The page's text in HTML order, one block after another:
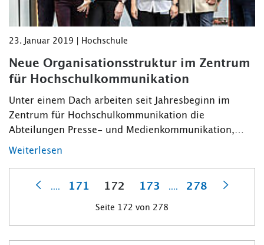
23. Januar 2019 | Hochschule
Neue Organisationsstruktur im Zentrum
für Hochschulkommunikation
Unter einem Dach arbeiten seit Jahresbeginn im
Zentrum für Hochschulkommunikation die
Abteilungen Presse- und Medienkommunikation,…
Weiterlesen
.... 171 172 173 ....
278
Seite 172 von 278